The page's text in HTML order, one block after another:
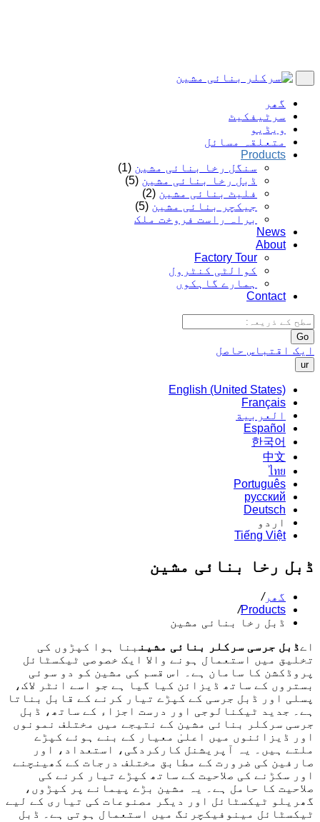
گھر
سرٹیفکیٹ
ویڈیو
متعلقہ مسائل
Products
سنگل رخا بنائی مشین (1)
ڈبل رخا بنائی مشین (5)
فلیٹ بنائی مشین (2)
جیکچر بنائی مشین (5)
براہ راست فروخت ملک
News
About
Factory Tour
کوالٹی کنٹرول
ہمارے گاہکوں
Contact
Go
ایک اقتباس حاصل
ur
English (United States)
Français
العربية
Español
한국어
中文
ไทย
Português
русский
Deutsch
اردو
Tiếng Việt
ڈبل رخا بنائی مشین
گھر/
Products
/
ڈبل رخا بنائی مشین
اےڈبل جرسی سرکلر بنائی مشین بنا ہوا کپڑوں کی
تخلیق میں استعمال ہونے والا ایک خصوصی ٹیکسٹائل
پروڈکشن کا سامان ہے۔ اس قسم کی مشین کو دو سوئی
بستروں کے ساتھ ڈیزائن کیا گیا ہے جو اسے انٹر لاک،
پسلی اور ڈبل جرسی کے کپڑے تیار کرنے کے قابل بناتا
ہے۔ جدید ٹیکنالوجی اور درست اجزاء کے ساتھ، ڈبل
جرسی سرکلر بنائی مشین کے نتیجے میں مختلف نمونوں
اور ڈیزائنوں میں اعلیٰ معیار کے بنے ہوئے کپڑے
ملتے ہیں۔ یہ آپریشنل کارکردگی، استعداد، اور
صارفین کی ضرورت کے مطابق مختلف درجات کے کھینچنے
اور سکڑنے کی صلاحیت کے ساتھ کپڑے تیار کرنے کی
صلاحیت کا حامل ہے۔ یہ مشین بڑے پیمانے پر کپڑوں،
گھریلو ٹیکسٹائل اور دیگر مصنوعات کی تیاری کے لیے
ٹیکسٹائل مینوفیکچرنگ میں استعمال ہوتی ہے۔ ڈبل